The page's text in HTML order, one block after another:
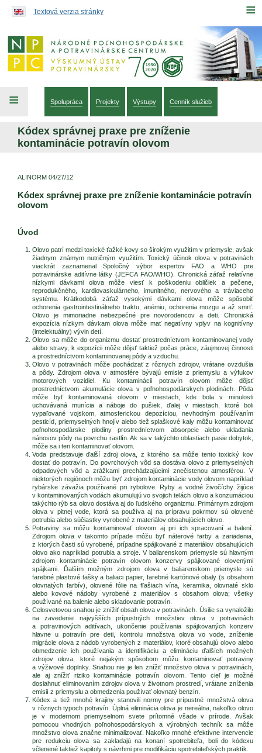
≡
Textová verzia stránky
≡ Spolupráca Projekty Výstupy Cenník služieb
Kódex správnej praxe pre zníženie
kontaminácie potravín olovom
ALINORM 04/27/12
Kódex správnej praxe pre zníženie kontaminácie potravín
olovom
Úvod
Olovo patrí medzi toxické ťažké kovy so širokým využitím v priemysle, avšak
žiadnym známym nutričným využitím. Toxický účinok olova v potravinách
viackrát zaznamenal Spoločný výbor expertov FAO a WHO pre
potravinárske aditívne látky (JEFCA FAO/WHO). Chronická záťaž relatívne
nízkymi dávkami olova môže viesť k poškodeniu obličiek a pečene,
reprodukčného, kardiovaskulárneho, imunitného, nervového a tráviaceho
systému. Krátkodobá záťaž vysokými dávkami olova môže spôsobiť
ochorenia gastrointestinálneho traktu, anémiu, ochorenia mozgu a až smrť.
Olovo je mimoriadne nebezpečné pre novorodencov a deti. Chronická
expozícia nízkym dávkam olova môže mať negatívny vplyv na kognitívny
(intelektuálny) vývin detí.
Olovo sa môže do organizmu dostať prostredníctvom kontaminovanej vody
alebo stravy, k expozícii môže dôjsť taktiež počas práce, záujmovej činnosti
a prostredníctvom kontaminovanej pôdy a vzduchu.
Olovo v potravinách môže pochádzať z rôznych zdrojov, vrátane ovzdušia
a pôdy. Zdrojom olova v atmosfére bývajú emisie z priemyslu a výfukov
motorových vozidiel. Ku kontaminácii potravín olovom môže dôjsť
prostredníctvom akumulácie olova v poľnohospodárskych plodinách. Pôda
môže byť kontaminovaná olovom v miestach, kde bola v minulosti
uchovávaná munícia a náboje do pušiek, ďalej v miestach, ktoré boli
vypaľované vojskom, atmosferickou depozíciou, nevhodným používaním
pesticíd, priemyselných hnojív alebo tiež splaškové kaly môžu kontaminovať
poľnohospodárske plodiny prostredníctvom absorpcie alebo ukladania
nánosov pôdy na povrchu rastlín. Ak sa v takýchto oblastiach pasie dobytok,
môže sa i ten kontaminovať olovom.
Voda predstavuje ďalší zdroj olova, z ktorého sa môže tento toxický kov
dostať do potravín. Do povrchových vôd sa dostáva olovo z priemyselných
odpadových vôd a zrážkami prechádzajúcimi znečistenou atmosférou. V
niektorých regiónoch môžu byť zdrojom kontaminácie vody olovom napríklad
rybárske závažia používané pri rybolove. Ryby a vodné živočíchy žijúce
v kontaminovaných vodách akumulujú vo svojich telách olovo a konzumáciou
takýchto rýb sa olovo dostáva aj do ľudského organizmu. Primárnym zdrojom
olova v pitnej vode, ktorá sa používa aj na prípravu pokrmov sú olovené
potrubia alebo súčiastky vyrobené z materiálov obsahujúcich olovo.
Potraviny sa môžu kontaminovať olovom aj pri ich spracovaní a balení.
Zdrojom olova v takomto prípade môžu byť náterové farby a zariadenia,
z ktorých časti sú vyrobené, prípadne spájkované z materiálov obsahujúcich
olovo ako napríklad potrubia a stroje. V baliarenskom priemysle sú hlavným
zdrojom kontaminácie potravín olovom konzervy spájkované olovenými
spájkami. Ďalším možným zdrojom olova v baliarenskom priemysle sú
farebné plastové tašky a baliaci papier, farebné kartónové obaly (s obsahom
olovnatých farbív), olovené fólie na fľašiach vína, keramika, olovnaté sklo
alebo kovové nádoby vyrobené z materiálov s obsahom olova; všetky
používané na balenie alebo skladovanie potravín.
Celosvetovou snahou je znížiť obsah olova v potravinách. Úsilie sa vynaložilo
na zavedenie najvyšších prípustných množstiev olova v potravinách
a potravinových aditívach, ukončenie používania spájkovaných konzerv
hlavne u potravín pre deti, kontrolu množstva olova vo vode, zníženie
migrácie olova z nádob vyrobených z materiálov, ktoré obsahujú olovo alebo
obmedzenie ich používania a identifikáciu a elimináciu ďalších možných
zdrojov olova, ktoré nejakým spôsobom môžu kontaminovať potraviny
a výživové doplnky. Snahou nie je len znížiť množstvo olova v potravinách,
ale aj znížiť riziko kontaminácie potravín olovom. Tento cieľ je možné
dosiahnuť eliminovaním zdrojov olova v životnom prostredí, vrátane zníženia
emisií z priemyslu a obmedzenia používať olovnatý benzín.
Kódex a tiež mnohé krajiny stanovili normy pre prípustné množstvá olova
v rôznych typoch potravín. Úplná eliminácia olova je nereálna, nakoľko olovo
je v modernom priemyselnom svete prítomné všade v prírode. Avšak
pomocou vhodných poľnohospodárskych a výrobných techník sa môže
množstvo olova značne minimalizovať. Nakoľko mnohé efektívne intervencie
pre redukciu olova sa zakladajú na konaní spotrebiteľa, boli do kódexu
včlenené taktiež kapitoly s návrhmi pre modifikáciu spotrebiteľských praktík.